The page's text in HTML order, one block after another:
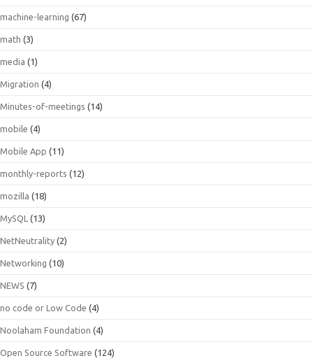
machine-learning (67)
math (3)
media (1)
Migration (4)
Minutes-of-meetings (14)
mobile (4)
Mobile App (11)
monthly-reports (12)
mozilla (18)
MySQL (13)
NetNeutrality (2)
Networking (10)
NEWS (7)
no code or Low Code (4)
Noolaham Foundation (4)
Open Source Software (124)